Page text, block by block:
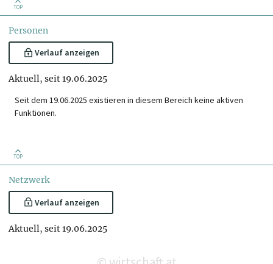
TOP
Personen
Verlauf anzeigen
Aktuell, seit 19.06.2025
Seit dem 19.06.2025 existieren in diesem Bereich keine aktiven
Funktionen.
TOP
Netzwerk
Verlauf anzeigen
Aktuell, seit 19.06.2025